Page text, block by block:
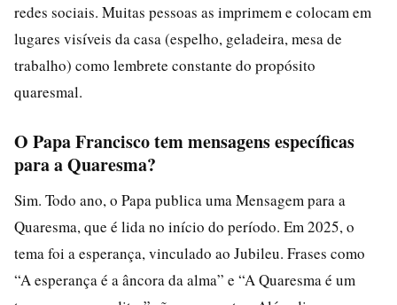
redes sociais. Muitas pessoas as imprimem e colocam em
lugares visíveis da casa (espelho, geladeira, mesa de
trabalho) como lembrete constante do propósito
quaresmal.
O Papa Francisco tem mensagens específicas
para a Quaresma?
Sim. Todo ano, o Papa publica uma Mensagem para a
Quaresma, que é lida no início do período. Em 2025, o
tema foi a esperança, vinculado ao Jubileu. Frases como
“A esperança é a âncora da alma” e “A Quaresma é um